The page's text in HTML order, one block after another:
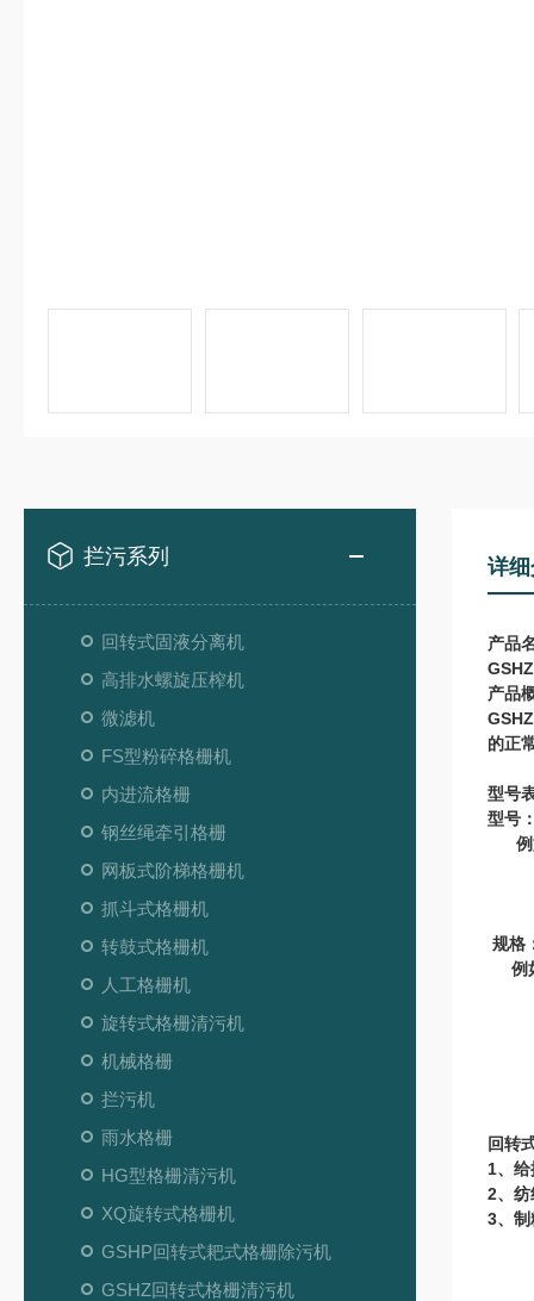
拦污系列
回转式固液分离机
高排水螺旋压榨机
微滤机
FS型粉碎格栅机
内进流格栅
钢丝绳牵引格栅
网板式阶梯格栅机
抓斗式格栅机
转鼓式格栅机
人工格栅机
旋转式格栅清污机
机械格栅
拦污机
雨水格栅
HG型格栅清污机
XQ旋转式格栅机
GSHP回转式耙式格栅除污机
GSHZ回转式格栅清污机
详
产品
GSHZ
产品
GSHZ
的正
型号
型号
规格
例
回转
1、
2、
3、